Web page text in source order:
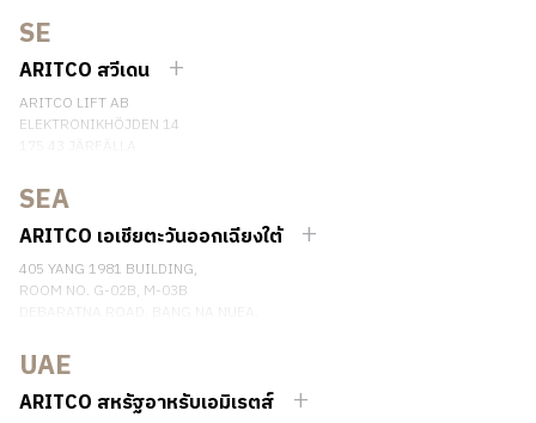
เบอร์โทรศัพท์: (+34) 918 622 552
ติดต่อเรา
SE
ARITCO สวีเดน
ARITCO LIFT AB
ELEKTRONIKHÖJDEN 14
เบอร์โทรศัพท์: +46 8 120 401 00
ติดต่อเรา
SEA
ARITCO เอเชียตะวันออกเฉียงใต้
405 YANG 1981 BUILDING,
ROOM NO. G-02B, M-03B
เบอร์โทรศัพท์: +66 863174017
ติดต่อเรา
UAE
ARITCO สหรัฐอาหรับเอมิเรตส์